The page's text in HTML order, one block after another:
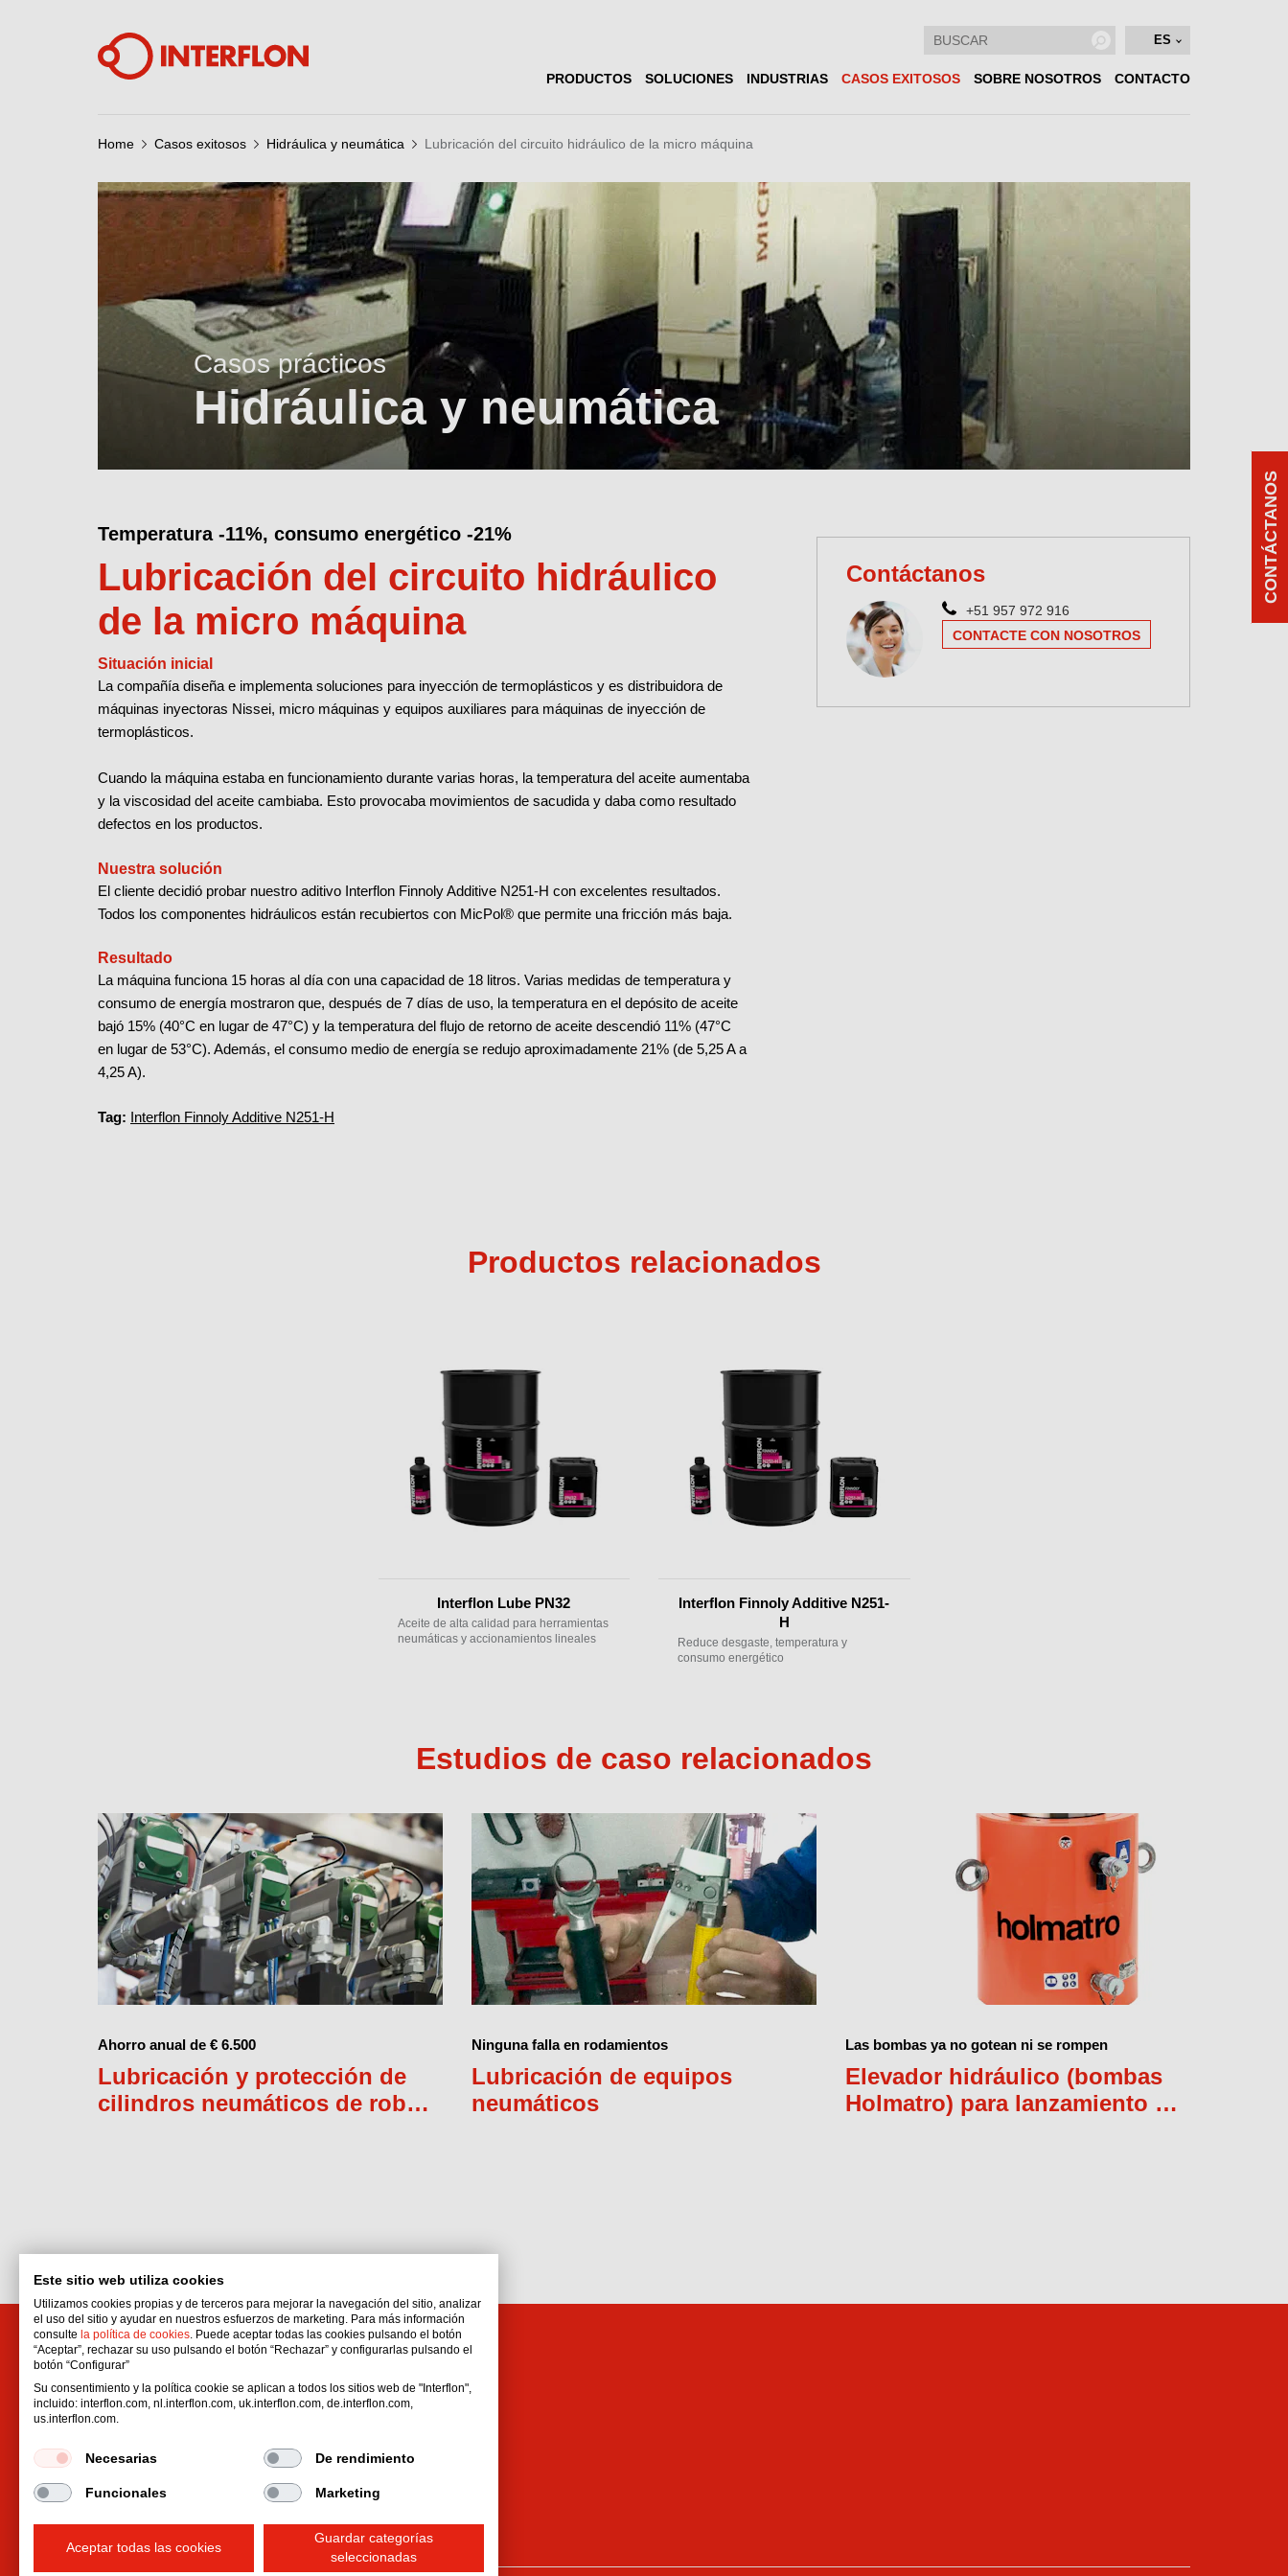
ES
PRODUCTOS SOLUCIONES INDUSTRIAS CASOS EXITOSOS SOBRE NOSOTROS CONTACTO
Home Casos exitosos Hidráulica y neumática Lubricación del circuito hidráulico de la micro máquina
Casos prácticos
Hidráulica y neumática
Temperatura -11%, consumo energético -21%
Lubricación del circuito hidráulico
de la micro máquina
Situación inicial
La compañía diseña e implementa soluciones para inyección de termoplásticos y es distribuidora de
máquinas inyectoras Nissei, micro máquinas y equipos auxiliares para máquinas de inyección de
termoplásticos.
Cuando la máquina estaba en funcionamiento durante varias horas, la temperatura del aceite aumentaba
y la viscosidad del aceite cambiaba. Esto provocaba movimientos de sacudida y daba como resultado
defectos en los productos.
Nuestra solución
El cliente decidió probar nuestro aditivo Interflon Finnoly Additive N251-H con excelentes resultados.
Todos los componentes hidráulicos están recubiertos con MicPol® que permite una fricción más baja.
Resultado
La máquina funciona 15 horas al día con una capacidad de 18 litros. Varias medidas de temperatura y
consumo de energía mostraron que, después de 7 días de uso, la temperatura en el depósito de aceite
bajó 15% (40°C en lugar de 47°C) y la temperatura del flujo de retorno de aceite descendió 11% (47°C
en lugar de 53°C). Además, el consumo medio de energía se redujo aproximadamente 21% (de 5,25 A a
4,25 A).
Tag: Interflon Finnoly Additive N251-H
Contáctanos
+51 957 972 916
CONTACTE CON NOSOTROS
Productos relacionados
Interflon Lube PN32
Aceite de alta calidad para herramientas
neumáticas y accionamientos lineales
Interflon Finnoly Additive N251-
H
Reduce desgaste, temperatura y
consumo energético
Estudios de caso relacionados
Ahorro anual de € 6.500
Lubricación y protección de
cilindros neumáticos de robot
Ninguna falla en rodamientos
Lubricación de equipos
neumáticos
Las bombas ya no gotean ni se rompen
Elevador hidráulico (bombas
Holmatro) para lanzamiento de
Interflon Perú S.A.C.
San Martin de Porres
Municipalidad Metropolitana de Lima
administracionperu1@interflon.com
CONTÁCTANOS
Este sitio web utiliza cookies
Utilizamos cookies propias y de terceros para mejorar la navegación del sitio, analizar
el uso del sitio y ayudar en nuestros esfuerzos de marketing. Para más información
consulte la política de cookies. Puede aceptar todas las cookies pulsando el botón
“Aceptar”, rechazar su uso pulsando el botón “Rechazar” y configurarlas pulsando el
botón “Configurar”
Su consentimiento y la política cookie se aplican a todos los sitios web de "Interflon",
incluido: interflon.com, nl.interflon.com, uk.interflon.com, de.interflon.com,
us.interflon.com.
Necesarias De rendimiento
Funcionales Marketing
Aceptar todas las cookies
Guardar categorías
seleccionadas